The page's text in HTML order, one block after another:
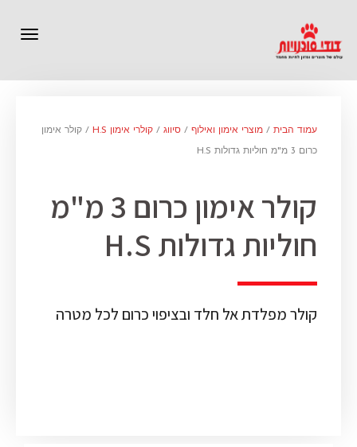
עמוד הבית / מוצרי אימון ואילוף / סיווג / קולרי אימון H.S / קולר אימון
כרום 3 מ"מ חוליות גדולות H.S
קולר אימון כרום 3 מ"מ
חוליות גדולות H.S
קולר מפלדת אל חלד ובציפוי כרום לכל מטרה